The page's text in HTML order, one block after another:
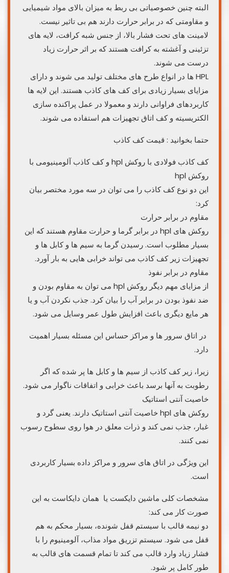
البته چنین خصوصیاتی بی ربط به میزان بالای مواد شیمیایی
و مقاومتی که در برابر حرارت دارند هم بی تاثیر نیست.
لامینت های تحت فشار بالا، از جنس شبه کرافت، لایه های
تزئینی و آغشته به کرافت هستند که بر اثر حرارت زیاد
درست می شوند.
HPL ها در انواع طرح های مختلف تولید می شوند و دارای
مزایای بسیار زیادی برای کف های کاذب هستند. این لایه ها
کاربردهای فراوانی دارند و معمولا در عمل پراکنده سازی
الکتریسیته و کف اتاق تجهیزات هم استفاده می شوند.
حتما بخوانید : قیمت کف کاذب
کف کاذب فولادی با روکش hpl و کف کاذب آلومینیومی با
روکش hpl
این دو نوع کف کاذب را می توان در سه مورد مختصر بیان
کرد:
مقاوم در برابر حرارت
روکش های hpl در برابر گرما و حرارت مقاوم هستند که این
بسیار مطلوب است. رسیدن گرما به سیم ها و کابل ها و
تجهیزات زیر کف کاذب می تواند خرابی هایی به بار آورد.
مقاوم در برابر نفوذ
از مزایای مهم دیگر روکش hpl می توان به مقاوم بودن و
ضد نفوذ بودن در برابر آب را بیان کرد. جذب نکردن آب و یا
هر مایع دیگری باعث افزایش طول عمر وسایل می شود.
در اتاق سرور ها و مراکز حساس این مسئله بسیار اهمیت
دارد.
زیرا، زیر کف کاذب از سیم ها و کابل ها پر شده که اگر
رطوبت به آنها برسد باعث خرابی و اتفاقات ناگوار می شود.
خاصیت آنتی استاتیک
روکش های hpl خاصیت آنتی استاتیک دارند. یعنی گرد و
غبار، جذب نمی کند و ذرات معلق در هوا روی سطوح رسوب
نمی کنند.
این ویژگی در اتاق های سرور و مراکز داده بسیار کاربردی
است.
مشخصات کلی ماشین دایکست یا همان دایکاست به این
صورت کار می کند:
دو نیمه قالب با سیستم قفل شونده، بسیار محکم به هم
قفل می شود. سیستم تزریق مواد مذاب، آلومینیوم را با
فشار زیاد وارد قالب می کند تا تمام قسمت های قالب به
طور کامل پر شود.